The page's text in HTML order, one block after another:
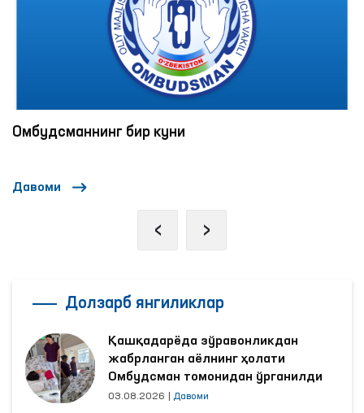
Омбудсманнинг бир куни
Давоми
‹ ›
Долзарб янгиликлар
Қашқадарёда зўравонликдан
жабрланган аёлнинг ҳолати
Омбудсман томонидан ўрганилди
03.08.2026 Давоми